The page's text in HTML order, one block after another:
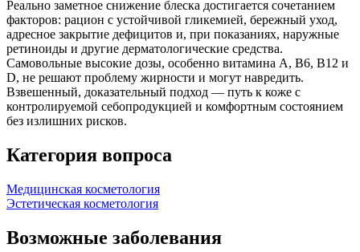
Реально заметное снижение блеска достигается сочетанием
факторов: рацион с устойчивой гликемией, бережный уход,
адресное закрытие дефицитов и, при показаниях, наружные
ретиноиды и другие дерматологические средства.
Самовольные высокие дозы, особенно витамина A, B6, B12 и
D, не решают проблему жирности и могут навредить.
Взвешенный, доказательный подход — путь к коже с
контролируемой себопродукцией и комфортным состоянием
без излишних рисков.
Категория вопроса
Медицинская косметология
Эстетическая косметология
Возможные заболевания